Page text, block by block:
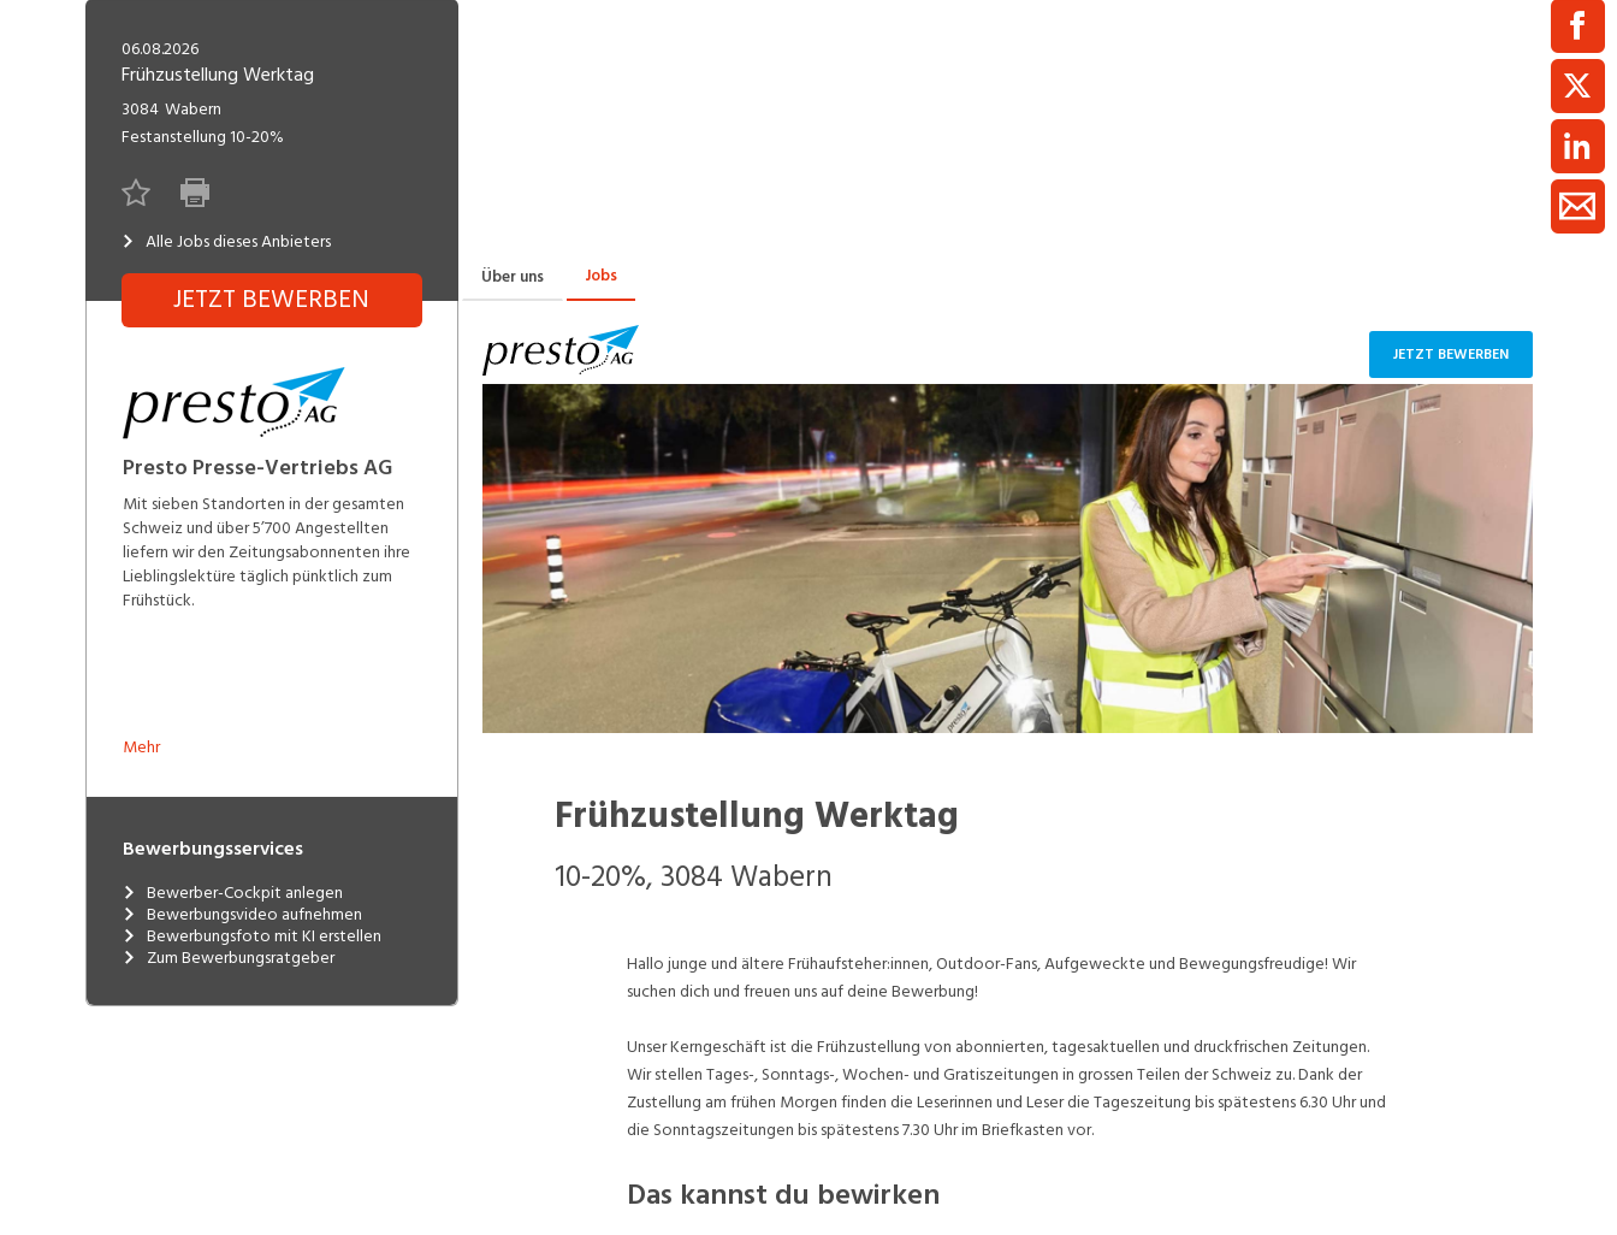
Freelance
Lehrstelle
Engineering, Technik, Architektur
Gastronomie, Hotellerie,
Tourismus, Lebensmittel
Informatik, Telekommunikation
Marketing, Kommunikation,
Medien, Druck (Fertigung)
Sicherheit, Rettung, Polizei, Zoll
Verkauf, Handel, Kundenberatung,
Aussendienst
06.08.2026
Frühzustellung Werktag
3084 Wabern
Festanstellung 10-20%
Alle Jobs dieses Anbieters
JETZT BEWERBEN
Über uns Jobs
Presto Presse-Vertriebs AG
Mit sieben Standorten in der gesamten
Schweiz und über 5’700 Angestellten
liefern wir den Zeitungsabonnenten ihre
Lieblingslektüre täglich pünktlich zum
Frühstück.
Mehr
Bewerbungsservices
Bewerber-Cockpit anlegen
Bewerbungsvideo aufnehmen
Bewerbungsfoto mit KI erstellen
Zum Bewerbungsratgeber
JETZT BEWERBEN
Frühzustellung Werktag
10-20%, 3084 Wabern
Hallo junge und ältere Frühaufsteher:innen, Outdoor-Fans, Aufgeweckte und Bewegungsfreudige! Wir
suchen dich und freuen uns auf deine Bewerbung!
Unser Kerngeschäft ist die Frühzustellung von abonnierten, tagesaktuellen und druckfrischen Zeitungen.
Wir stellen Tages-, Sonntags-, Wochen- und Gratiszeitungen in grossen Teilen der Schweiz zu. Dank der
Zustellung am frühen Morgen finden die Leserinnen und Leser die Tageszeitung bis spätestens 6.30 Uhr und
die Sonntagszeitungen bis spätestens 7.30 Uhr im Briefkasten vor.
Das kannst du bewirken